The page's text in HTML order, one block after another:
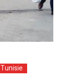
Tunisie